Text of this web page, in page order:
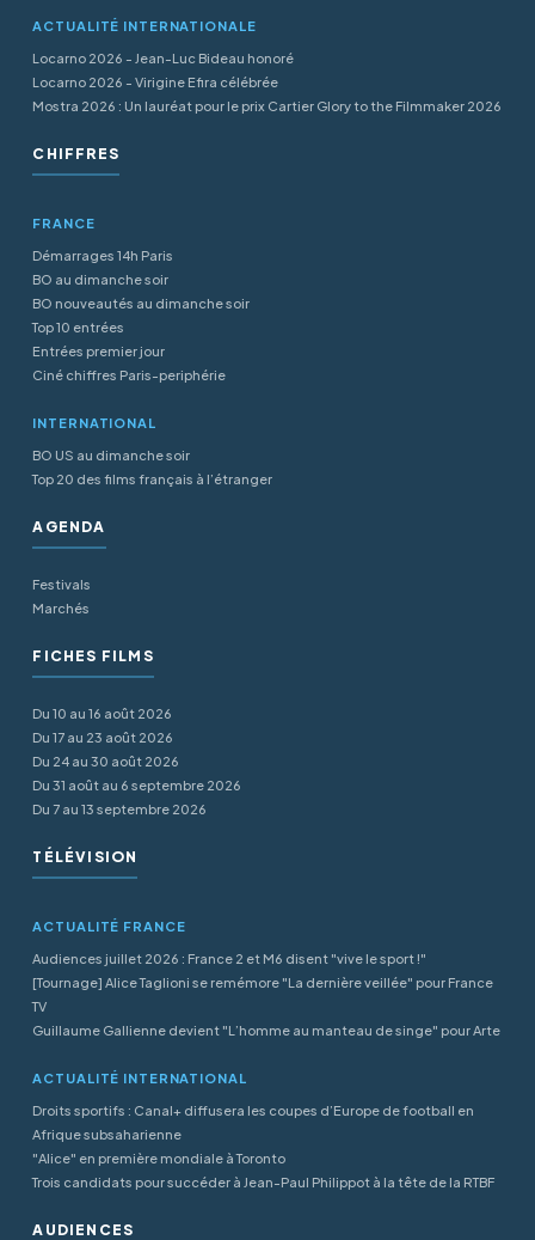
ACTUALITÉ INTERNATIONALE
Locarno 2026 - Jean-Luc Bideau honoré
Locarno 2026 - Virigine Efira célébrée
Mostra 2026 : Un lauréat pour le prix Cartier Glory to the Filmmaker 2026
CHIFFRES
FRANCE
Démarrages 14h Paris
BO au dimanche soir
BO nouveautés au dimanche soir
Top 10 entrées
Entrées premier jour
Ciné chiffres Paris-periphérie
INTERNATIONAL
BO US au dimanche soir
Top 20 des films français à l’étranger
AGENDA
Festivals
Marchés
FICHES FILMS
Du 10 au 16 août 2026
Du 17 au 23 août 2026
Du 24 au 30 août 2026
Du 31 août au 6 septembre 2026
Du 7 au 13 septembre 2026
TÉLÉVISION
ACTUALITÉ FRANCE
Audiences juillet 2026 : France 2 et M6 disent "vive le sport !"
[Tournage] Alice Taglioni se remémore "La dernière veillée" pour France
TV
Guillaume Gallienne devient "L’homme au manteau de singe" pour Arte
ACTUALITÉ INTERNATIONAL
Droits sportifs : Canal+ diffusera les coupes d’Europe de football en
Afrique subsaharienne
"Alice" en première mondiale à Toronto
Trois candidats pour succéder à Jean-Paul Philippot à la tête de la RTBF
AUDIENCES